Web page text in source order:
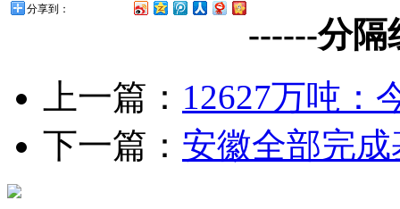
分享到：
------分隔
上一篇： 12627万吨：
下一篇： 安徽全部完